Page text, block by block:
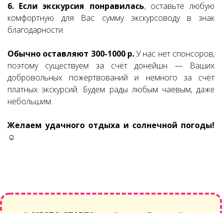
6. Если экскурсия понравилась, оставьте любую
комфортную для Вас сумму экскурсоводу в знак
благодарности.
Обычно оставляют 300-1000 р.У нас нет спонсоров,
поэтому существуем за счёт донейшн — Ваших
добровольных пожертвований и немного за счёт
платных экскурсий. Будем рады любым чаевым, даже
небольшим.
Желаем удачного отдыха и солнечной погоды!
☺